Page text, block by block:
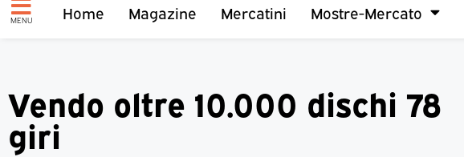
MENU Home Magazine Mercatini Mostre-Mercato
Vendo oltre 10.000 dischi 78
giri